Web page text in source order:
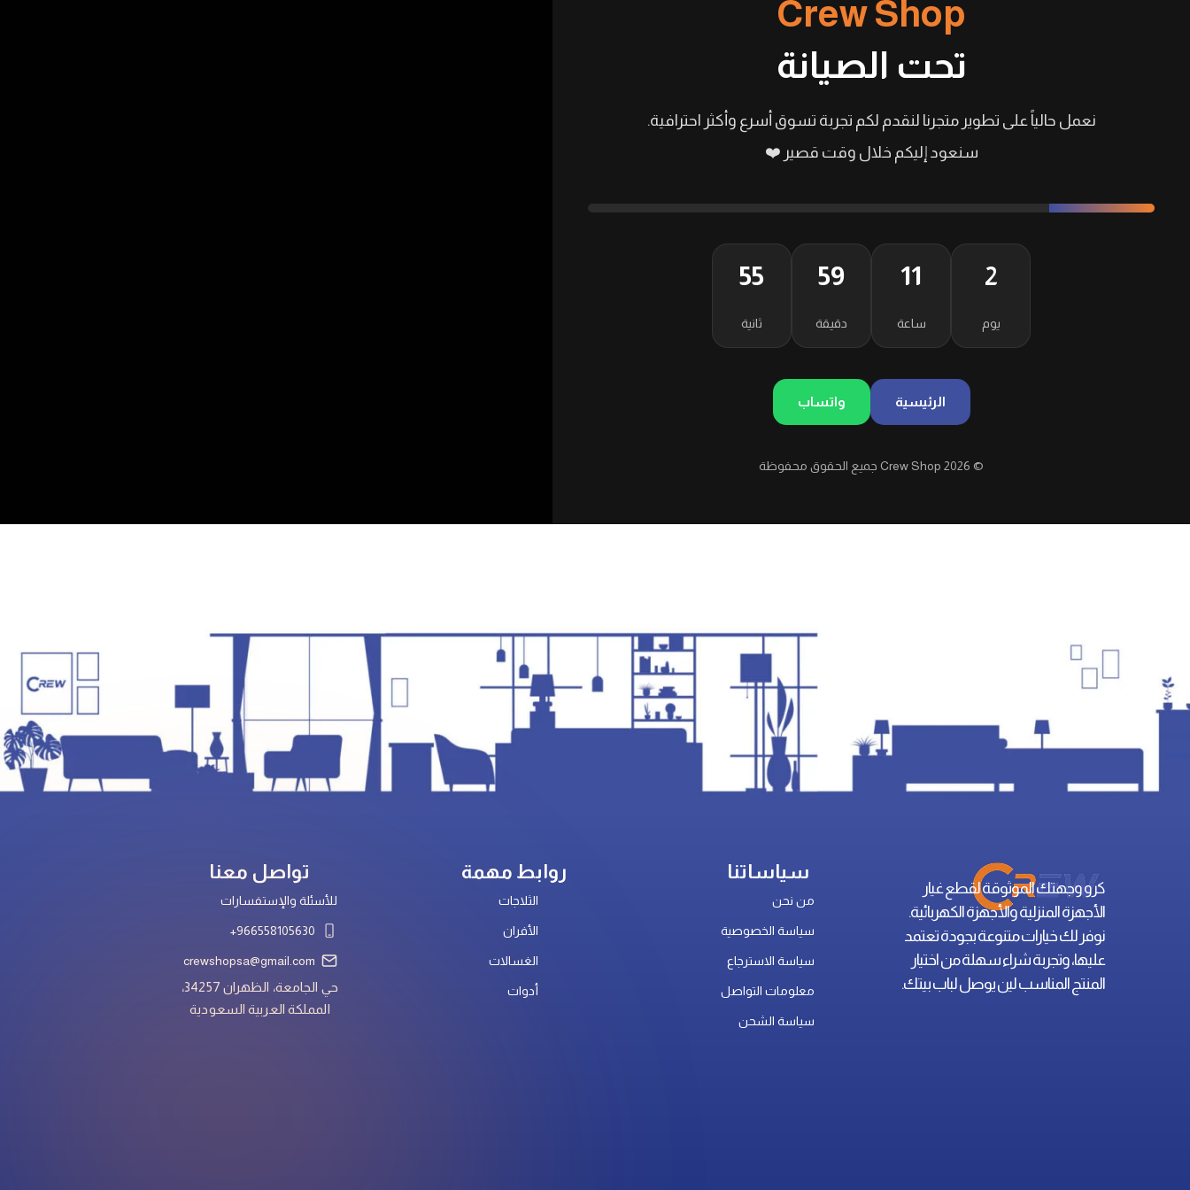
Crew Shop
تحت الصيانة
نعمل حالياً على تطوير متجرنا لنقدم لكم تجربة تسوق أسرع وأكثر احترافية.
سنعود إليكم خلال وقت قصير ❤️
2
يوم
11
ساعة
59
دقيقة
54
ثانية
الرئيسية واتساب
© 2026 Crew Shop جميع الحقوق محفوظة
كرو وجهتك الموثوقة لقطع غيار
الأجهزة المنزلية والأجهزة الكهربائية.
نوفر لك خيارات متنوعة بجودة تعتمد
عليها، وتجربة شراء سهلة من اختيار
المنتج المناسب لين يوصل لباب بيتك.
سياساتنا
من نحن
سياسة الخصوصية
سياسة الاسترجاع
معلومات التواصل
سياسة الشحن
روابط مهمة
الثلاجات
الأفران
الغسالات
أدوات
تواصل معنا
للأسئلة والإستفسارات
966558105630+
crewshopsa@gmail.com
حي الجامعة، الظهران 34257،
المملكة العربية السعودية